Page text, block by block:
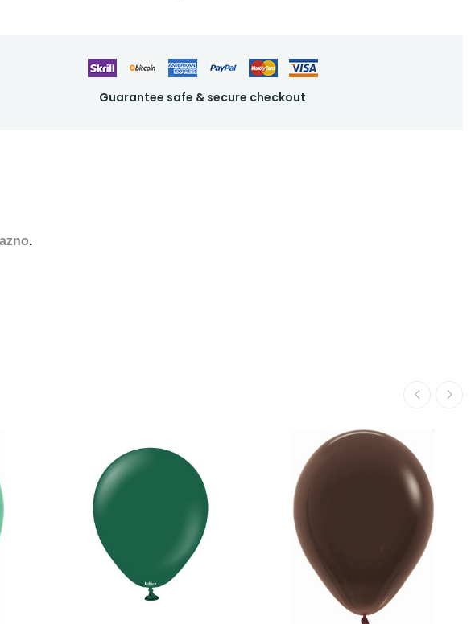
Guarantee safe & secure checkout
.